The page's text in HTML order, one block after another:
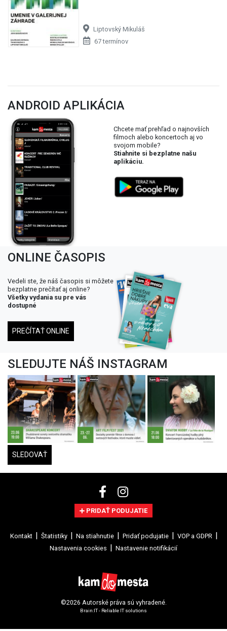
Liptovský Mikuláš
67 termínov
ANDROID APLIKÁCIA
Chcete mať prehľad o najnovších
filmoch alebo koncertoch aj vo
svojom mobile?
Stiahnite si bezplatne našu
aplikáciu.
ONLINE ČASOPIS
Vedeli ste, že náš časopis si môžete
bezplatne prečítať aj online?
Všetky vydania su pre vás
dostupné
PREČÍTAŤ ONLINE
SLEDUJTE NÁŠ INSTAGRAM
SLEDOVAŤ
PRIDAŤ PODUJATIE
Kontakt Štatistiky Na stiahnutie Pridať podujatie
VOP a GDPR
Nastavenia cookies
Nastavenie notifikácií
©2026 Autorské práva sú vyhradené.
Brain:IT - Reliable IT solutions